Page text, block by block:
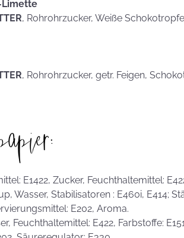
Limette
, Rohrohrzucker, Weiße
, Rohrohrzucker, getr. Feigen,
E1422, Zucker, Feuchthaltemittel:
Wasser, Stabilisatoren : E460i, E414;
E202, Aroma.
Feuchthaltemittel: E422, Farbstoffe: